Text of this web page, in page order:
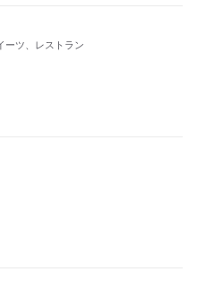
ーツ、レストラン